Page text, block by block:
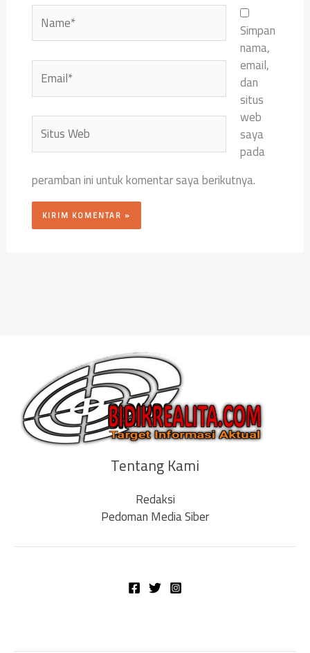
Name*
Email*
Situs
Web
Simpan
nama,
email,
dan
situs
web
saya
pada
peramban ini untuk komentar saya berikutnya.
Tentang Kami
Redaksi
Pedoman Media Siber